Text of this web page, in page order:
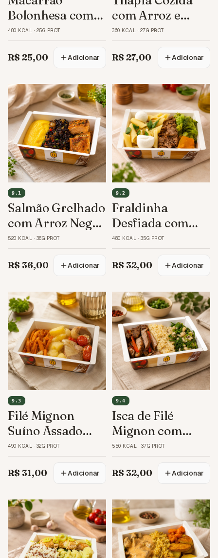
Bolonhesa com
Brócolis
480 KCAL · 25G PROT
R$ 25,00 Adicionar
com Arroz e
Legumes
360 KCAL · 27G PROT
R$ 27,00 Adicionar
9.1
Salmão Grelhado
com Arroz Negro
e Purê
520 KCAL · 38G PROT
R$ 36,00 Adicionar
9.2
Fraldinha
Desfiada com
Penne e Legumes
480 KCAL · 35G PROT
R$ 32,00 Adicionar
9.3
Filé Mignon
Suíno Assado
com Mandioca
490 KCAL · 32G PROT
R$ 31,00 Adicionar
9.4
Isca de Filé
Mignon com
Feijão Fradinho
550 KCAL · 37G PROT
R$ 32,00 Adicionar